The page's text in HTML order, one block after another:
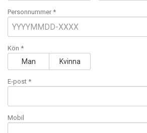
Personnummer *
Kön *
Man Kvinna
E-post *
Mobil